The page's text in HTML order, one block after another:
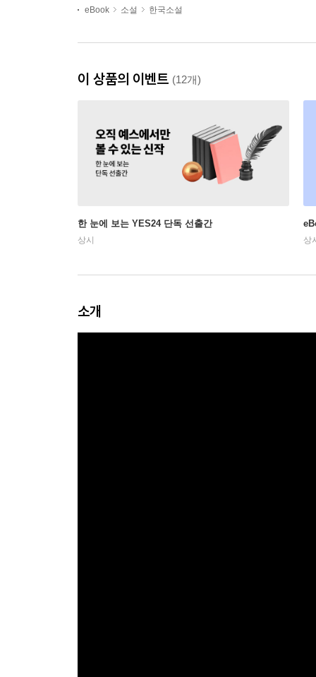
eBook 소설 한국소설
이 상품의 이벤트 (12개)
한 눈에 보는 YES24 단독 선출간
상시 상
소개